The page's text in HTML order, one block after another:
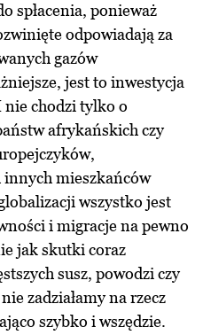
spłacenia, ponieważ
odpowiadają za
gazów
jest to inwestycja
nie chodzi tylko o
afrykańskich czy
mieszkańców
wszystko jest
i migracje na pewno
jak skutki coraz
susz, powodzi czy
zadziałamy na rzecz
szybko i wszędzie.